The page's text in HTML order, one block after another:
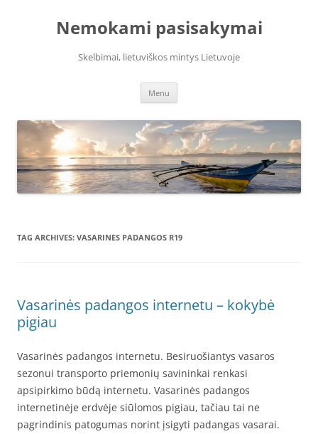
Nemokami pasisakymai
Skelbimai, lietuviškos mintys Lietuvoje
Menu
TAG ARCHIVES: VASARINES PADANGOS R19
Vasarinės padangos internetu – kokybė
pigiau
Vasarinės padangos internetu. Besiruošiantys vasaros
sezonui transporto priemonių savininkai renkasi
apsipirkimo būdą internetu. Vasarinės padangos
internetinėje erdvėje siūlomos pigiau, tačiau tai ne
pagrindinis patogumas norint įsigyti padangas vasarai.